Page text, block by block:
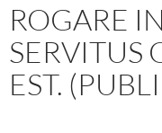
ROGARE
EST.